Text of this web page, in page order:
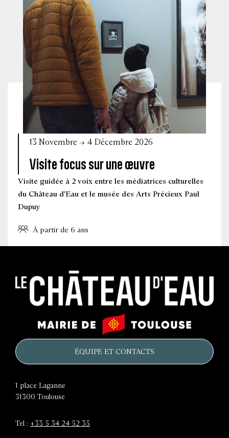
Visite focus sur une œuvre
13 Novembre → 4 Décembre 2026
Visite guidée à 2 voix entre les médiatrices culturelles
du Château d'Eau et le musée des Arts Précieux Paul
Dupuy
À partir de 6 ans
château
d'eau
Mairie
de
ÉQUIPE ET CONTACTS
1 place Laganne
31300 Toulouse
Tel : +33 5 34 24 52 35